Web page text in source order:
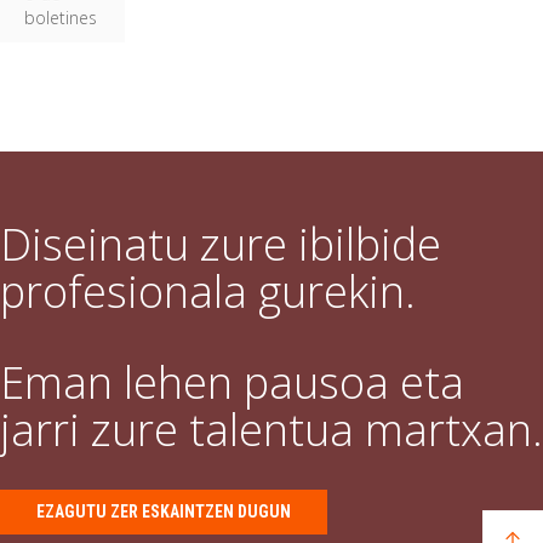
boletines
Diseinatu zure ibilbide
profesionala gurekin.
Eman lehen pausoa eta
jarri zure talentua martxan.
EZAGUTU ZER ESKAINTZEN DUGUN